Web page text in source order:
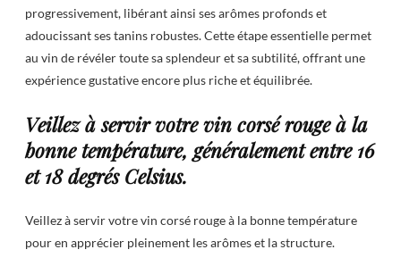
progressivement, libérant ainsi ses arômes profonds et
adoucissant ses tanins robustes. Cette étape essentielle permet
au vin de révéler toute sa splendeur et sa subtilité, offrant une
expérience gustative encore plus riche et équilibrée.
Veillez à servir votre vin corsé rouge à la
bonne température, généralement entre 16
et 18 degrés Celsius.
Veillez à servir votre vin corsé rouge à la bonne température
pour en apprécier pleinement les arômes et la structure.